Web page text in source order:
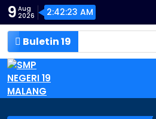
Skip
to
content
9 Aug
2026
2:42:24 AM
Buletin 19